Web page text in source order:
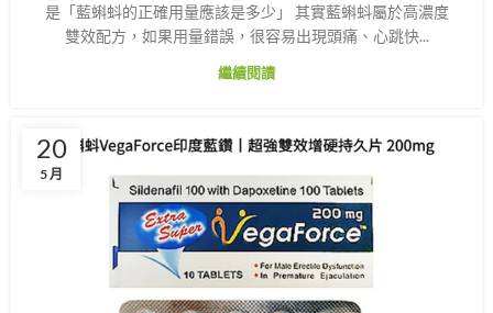
是「藍蝌蚪的正確用量應該是多少」 其實藍蝌蚪屬於高濃度
雙效配方，如果用量錯誤，很容易出現頭痛、心跳快...
繼續閱讀
20
5 月